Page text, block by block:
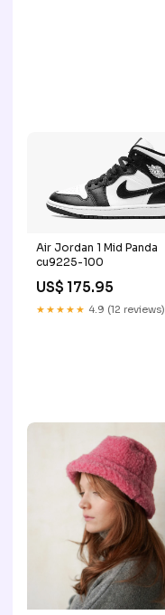
Air Jordan 1 Mid Panda
cu9225-100
US$ 175.95
★★★★★ 4.9 (12 reviews)